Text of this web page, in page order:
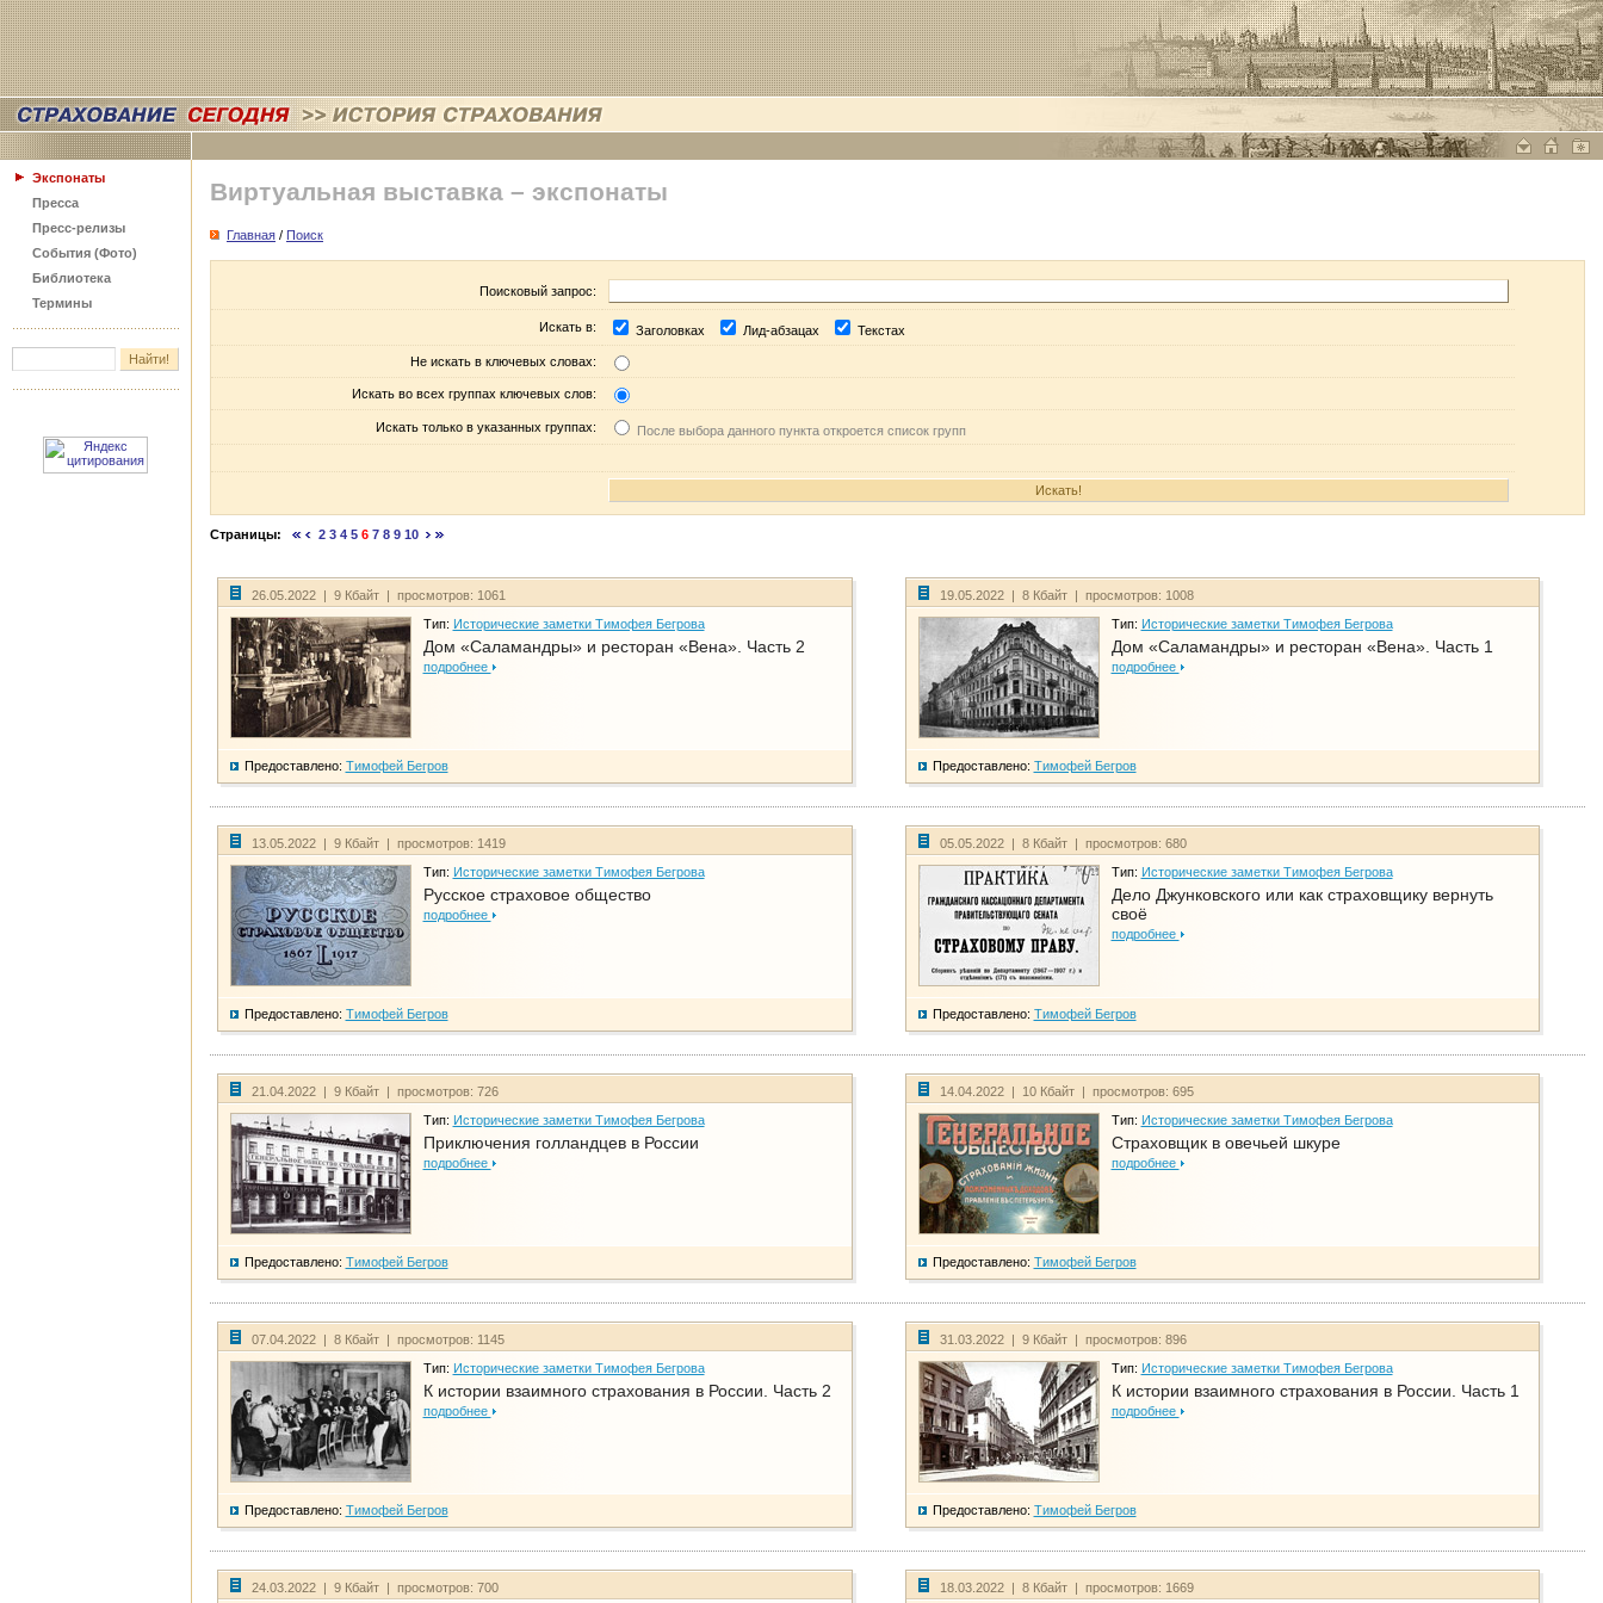
Экспонаты
Пресса
Пресс-релизы
События (Фото)
Библиотека
Термины
Виртуальная выставка – экспонаты
Главная / Поиск
Поисковый запрос:
Искать в: Заголовках Лид-абзацах Текстах
Не искать в ключевых словах:
Искать во всех группах ключевых слов:
Искать только в указанных группах: После выбора данного пункта откроется список групп
Страницы: 2 3 4 5 6 7 8 9 10
26.05.2022 | 9 Кбайт | просмотров: 1061
Тип: Исторические заметки Тимофея Бегрова
Дом «Саламандры» и ресторан «Вена». Часть 2
подробнее
Предоставлено: Тимофей Бегров
19.05.2022 | 8 Кбайт | просмотров: 1008
Тип: Исторические заметки Тимофея Бегрова
Дом «Саламандры» и ресторан «Вена». Часть 1
подробнее
Предоставлено: Тимофей Бегров
13.05.2022 | 9 Кбайт | просмотров: 1419
Тип: Исторические заметки Тимофея Бегрова
Русское страховое общество
подробнее
Предоставлено: Тимофей Бегров
05.05.2022 | 8 Кбайт | просмотров: 680
Тип: Исторические заметки Тимофея Бегрова
Дело Джунковского или как страховщику вернуть
своё
подробнее
Предоставлено: Тимофей Бегров
21.04.2022 | 9 Кбайт | просмотров: 726
Тип: Исторические заметки Тимофея Бегрова
Приключения голландцев в России
подробнее
Предоставлено: Тимофей Бегров
14.04.2022 | 10 Кбайт | просмотров: 695
Тип: Исторические заметки Тимофея Бегрова
Страховщик в овечьей шкуре
подробнее
Предоставлено: Тимофей Бегров
07.04.2022 | 8 Кбайт | просмотров: 1145
Тип: Исторические заметки Тимофея Бегрова
К истории взаимного страхования в России. Часть 2
подробнее
Предоставлено: Тимофей Бегров
31.03.2022 | 9 Кбайт | просмотров: 896
Тип: Исторические заметки Тимофея Бегрова
К истории взаимного страхования в России. Часть 1
подробнее
Предоставлено: Тимофей Бегров
24.03.2022 | 9 Кбайт | просмотров: 700 18.03.2022 | 8 Кбайт | просмотров: 1669